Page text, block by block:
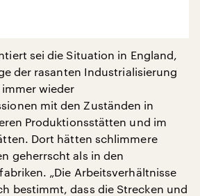
sei die Situation in England,
der rasanten Industrialisierung
wieder
mit den Zuständen in
Produktionsstätten und im
Dort hätten schlimmere
geherrscht als in den
„Die Arbeitsverhältnisse
bestimmt, dass die Strecken und